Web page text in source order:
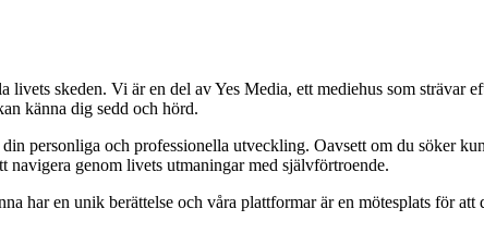
skeden. Vi är en del av Yes Media, ett mediehus som strävar
känna dig sedd och hörd.
personliga och professionella utveckling. Oavsett om du söker
genom livets utmaningar med självförtroende.
en unik berättelse och våra plattformar är en mötesplats för att